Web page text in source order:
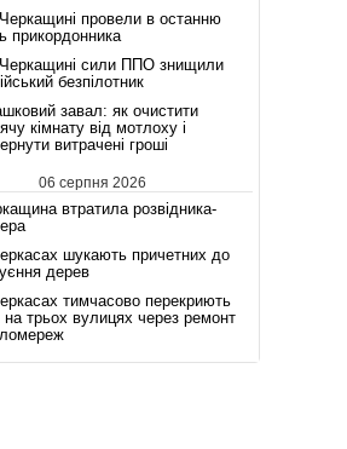
провели в останню
прикордонника
сили ППО знищили
безпілотник
завал: як очистити
кімнату від мотлоху і
витрачені гроші
06 серпня 2026
втратила розвідника-
шукають причетних до
дерев
тимчасово перекриють
на трьох вулицях через ремонт